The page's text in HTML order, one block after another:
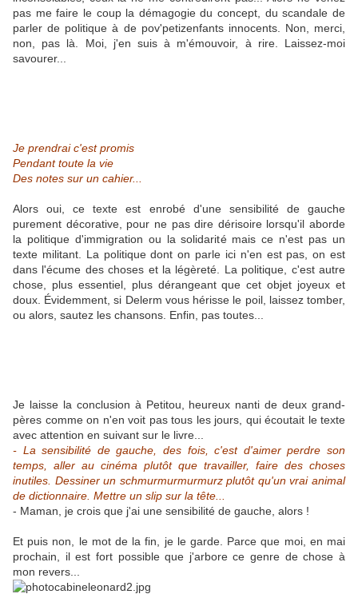
pas me faire le coup la démagogie du concept, du scandale de
parler de politique à de pov'petizenfants innocents. Non, merci,
non, pas là. Moi, j'en suis à m'émouvoir, à rire. Laissez-moi
savourer...
Je prendrai c'est promis
Pendant toute la vie
Des notes sur un cahier...
Alors oui, ce texte est enrobé d'une sensibilité de gauche
purement décorative, pour ne pas dire dérisoire lorsqu'il aborde
la politique d'immigration ou la solidarité mais ce n'est pas un
texte militant. La politique dont on parle ici n'en est pas, on est
dans l'écume des choses et la légèreté. La politique, c'est autre
chose, plus essentiel, plus dérangeant que cet objet joyeux et
doux. Évidemment, si Delerm vous hérisse le poil, laissez tomber,
ou alors, sautez les chansons. Enfin, pas toutes...
Je laisse la conclusion à Petitou, heureux nanti de deux grand-
pères comme on n'en voit pas tous les jours, qui écoutait le texte
avec attention en suivant sur le livre...
- La sensibilité de gauche, des fois, c'est d'aimer perdre son
temps, aller au cinéma plutôt que travailler, faire des choses
inutiles. Dessiner un schmurmurmurmurz plutôt qu'un vrai animal
de dictionnaire. Mettre un slip sur la tête...
- Maman, je crois que j'ai une sensibilité de gauche, alors !
Et puis non, le mot de la fin, je le garde. Parce que moi, en mai
prochain, il est fort possible que j'arbore ce genre de chose à
mon revers...